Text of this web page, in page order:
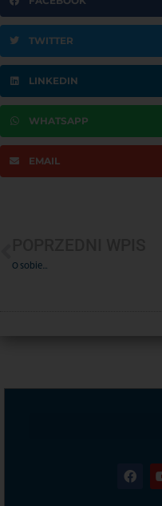
TWITTER
LINKEDIN
WHATSAPP
EMAIL
O sobie…